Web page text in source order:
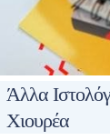
Άλλα
Χιουρέα